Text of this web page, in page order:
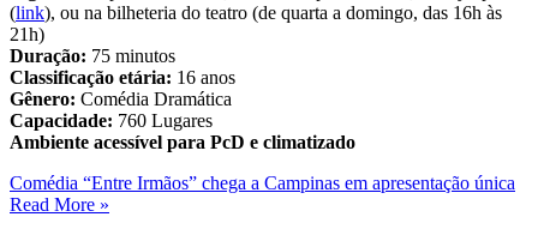
(link), ou na bilheteria do teatro (de quarta a domingo, das 16h às
21h)
Duração: 75 minutos
Classificação etária: 16 anos
Gênero: Comédia Dramática
Capacidade: 760 Lugares
Ambiente acessível para PcD e climatizado
Comédia “Entre Irmãos” chega a Campinas em apresentação única
Read More »